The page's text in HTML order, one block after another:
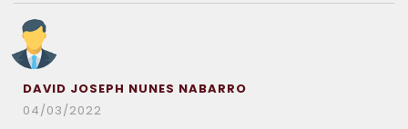
DAVID JOSEPH NUNES NABARRO
04/03/2022